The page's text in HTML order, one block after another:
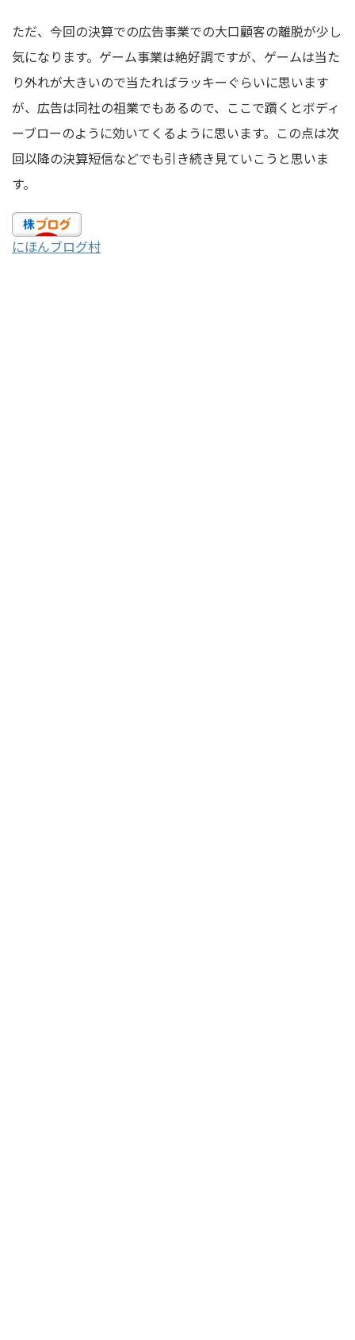
ただ、今回の決算での広告事業での大口顧客の離脱が少し
気になります。ゲーム事業は絶好調ですが、ゲームは当た
り外れが大きいので当たればラッキーぐらいに思います
が、広告は同社の祖業でもあるので、ここで躓くとボディ
ーブローのように効いてくるように思います。この点は次
回以降の決算短信などでも引き続き見ていこうと思いま
す。
にほんブログ村